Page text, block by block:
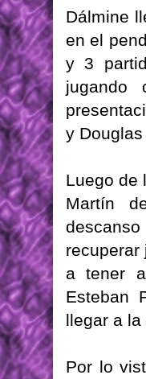
Dálmine
en el
y 3
y Douglas
Luego de
Martín
recuperar
a tener
Esteban
llegar a
Por lo